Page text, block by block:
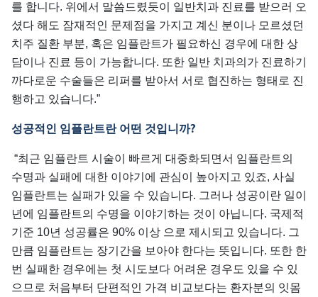
를 합니다. 위에서 말씀드렸듯이 일반치과 진료를 받으러 오
셨다 해도 잠재적인 문제점을 가지고 계신 분이나 모르셨던
치주 질환 부분, 혹은 임플란트가 필요하신 경우에 대한 상
담이나 진료 등이 가능합니다. 또한 일반 치과의가 진료하기
까다로운 수술들은 리퍼를 받아서 서로 협진하는 형태로 진
행하고 있습니다.”
성공적인 임플란트란 어떤 것입니까?
“최근 임플란트 시술이 빠르게 대중화되면서 임플란트의
수명과 실패에 대한 이야기에 관심이 높아지고 있죠, 사실
임플란트는 실패가 있을 수 있습니다. 그러나 성공이란 일이
년에 임플란트의 수명을 이야기하는 것이 아닙니다. 국제적
기준 10년 성공률은 90% 이상 으로 제시되고 있습니다. 그
만큼 임플란트는 장기간을 보아야 한다는 뜻입니다. 또한 한
번 실패한 경우에는 첫 시도보다 어려운 경우도 있을 수 있
으므로 처음부터 단편적인 가격 비교보다는 환자분의 잇몸